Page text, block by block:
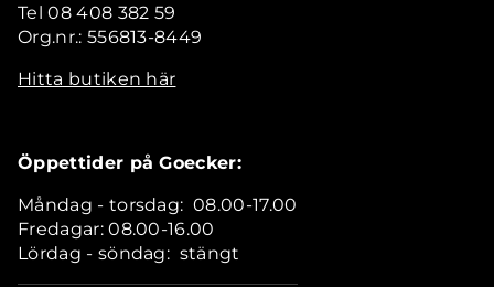
Tel 08 408 382 59
Org.nr.: 556813-8449
Hitta butiken här
Öppettider på Goecker:
Måndag - torsdag: 08.00-17.00
Fredagar: 08.00-16.00
Lördag - söndag: stängt